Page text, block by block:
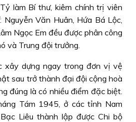
làm Bí thư, kiêm chính trị viên
Nguyễn Văn Huân, Hứa Bá Lộc,
Ngọc Em đều được phân công
và Trung đội trưởng.
xây dựng ngay trong đơn vị vệ
sau trở thành đại đội cộng hoà
đúng là có nhiều điểm đặc biệt.
Tám 1945, ở các tỉnh Nam
Liêu thành lập được Chi bộ